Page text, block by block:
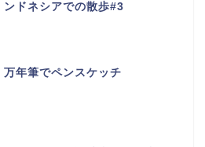
ンドネシアでの散歩#3
万年筆でペンスケッチ